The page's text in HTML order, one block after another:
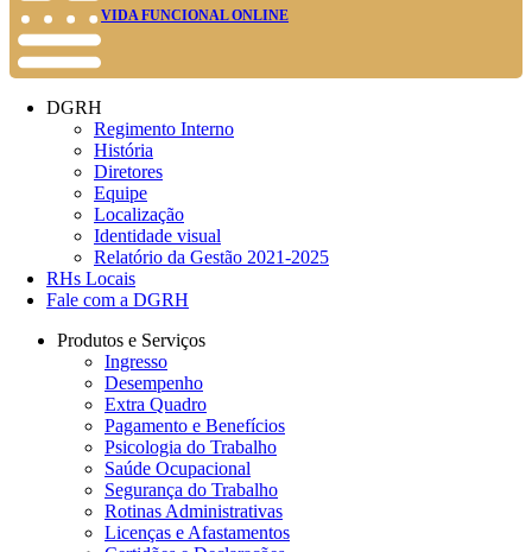
VIDA FUNCIONAL ONLINE
DGRH
Regimento Interno
História
Diretores
Equipe
Localização
Identidade visual
Relatório da Gestão 2021-2025
RHs Locais
Fale com a DGRH
Produtos e Serviços
Ingresso
Desempenho
Extra Quadro
Pagamento e Benefícios
Psicologia do Trabalho
Saúde Ocupacional
Segurança do Trabalho
Rotinas Administrativas
Licenças e Afastamentos